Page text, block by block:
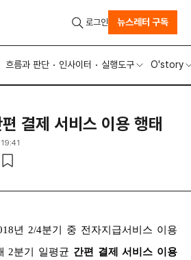
흐름과 판단 인사이터 실행도구 O'story
로그인 뉴스레터 구독
결제 서비스 이용 행태
년 2/4분기 중 전자지급서비스 이용
2분기 일평균 간편 결제 서비스 이용